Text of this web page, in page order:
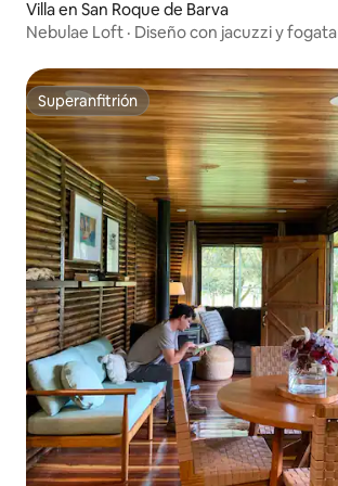
Villa en San Roque de Barva
Nebulae Loft · Diseño con jacuzzi y fogata
Superanfitrión
Superanfitrión